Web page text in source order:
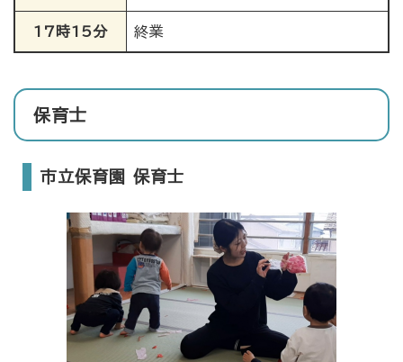
17時15分 終業
保育士
市立保育園 保育士